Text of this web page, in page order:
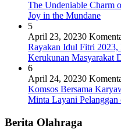
The Undeniable Charm
Joy in the Mundane
5
April 23, 20230
Rayakan Idul Fitri 2023,
Kerukunan Masyarakat
6
April 24, 20230
Komsos Bersama
Minta Layani Pelanggan
Berita Olahraga